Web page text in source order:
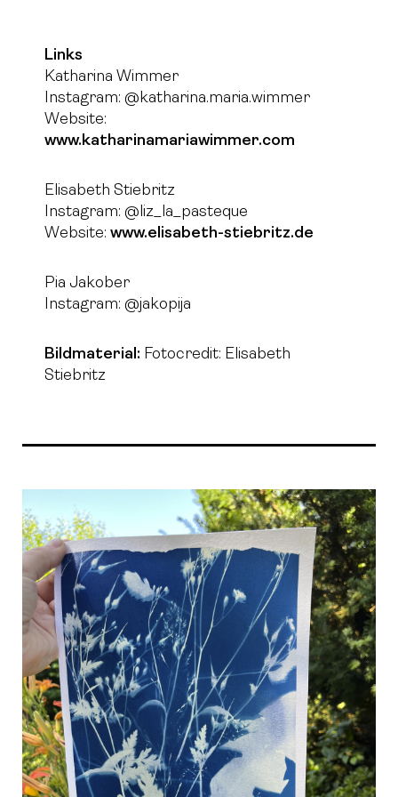
Links
Katharina Wimmer
Instagram: @katharina.maria.wimmer
Website:
www.katharinamariawimmer.com
Elisabeth Stiebritz
Instagram: @liz_la_pasteque
Website: www.elisabeth-stiebritz.de
Pia Jakober
Instagram: @jakopija
Bildmaterial: Fotocredit: Elisabeth
Stiebritz